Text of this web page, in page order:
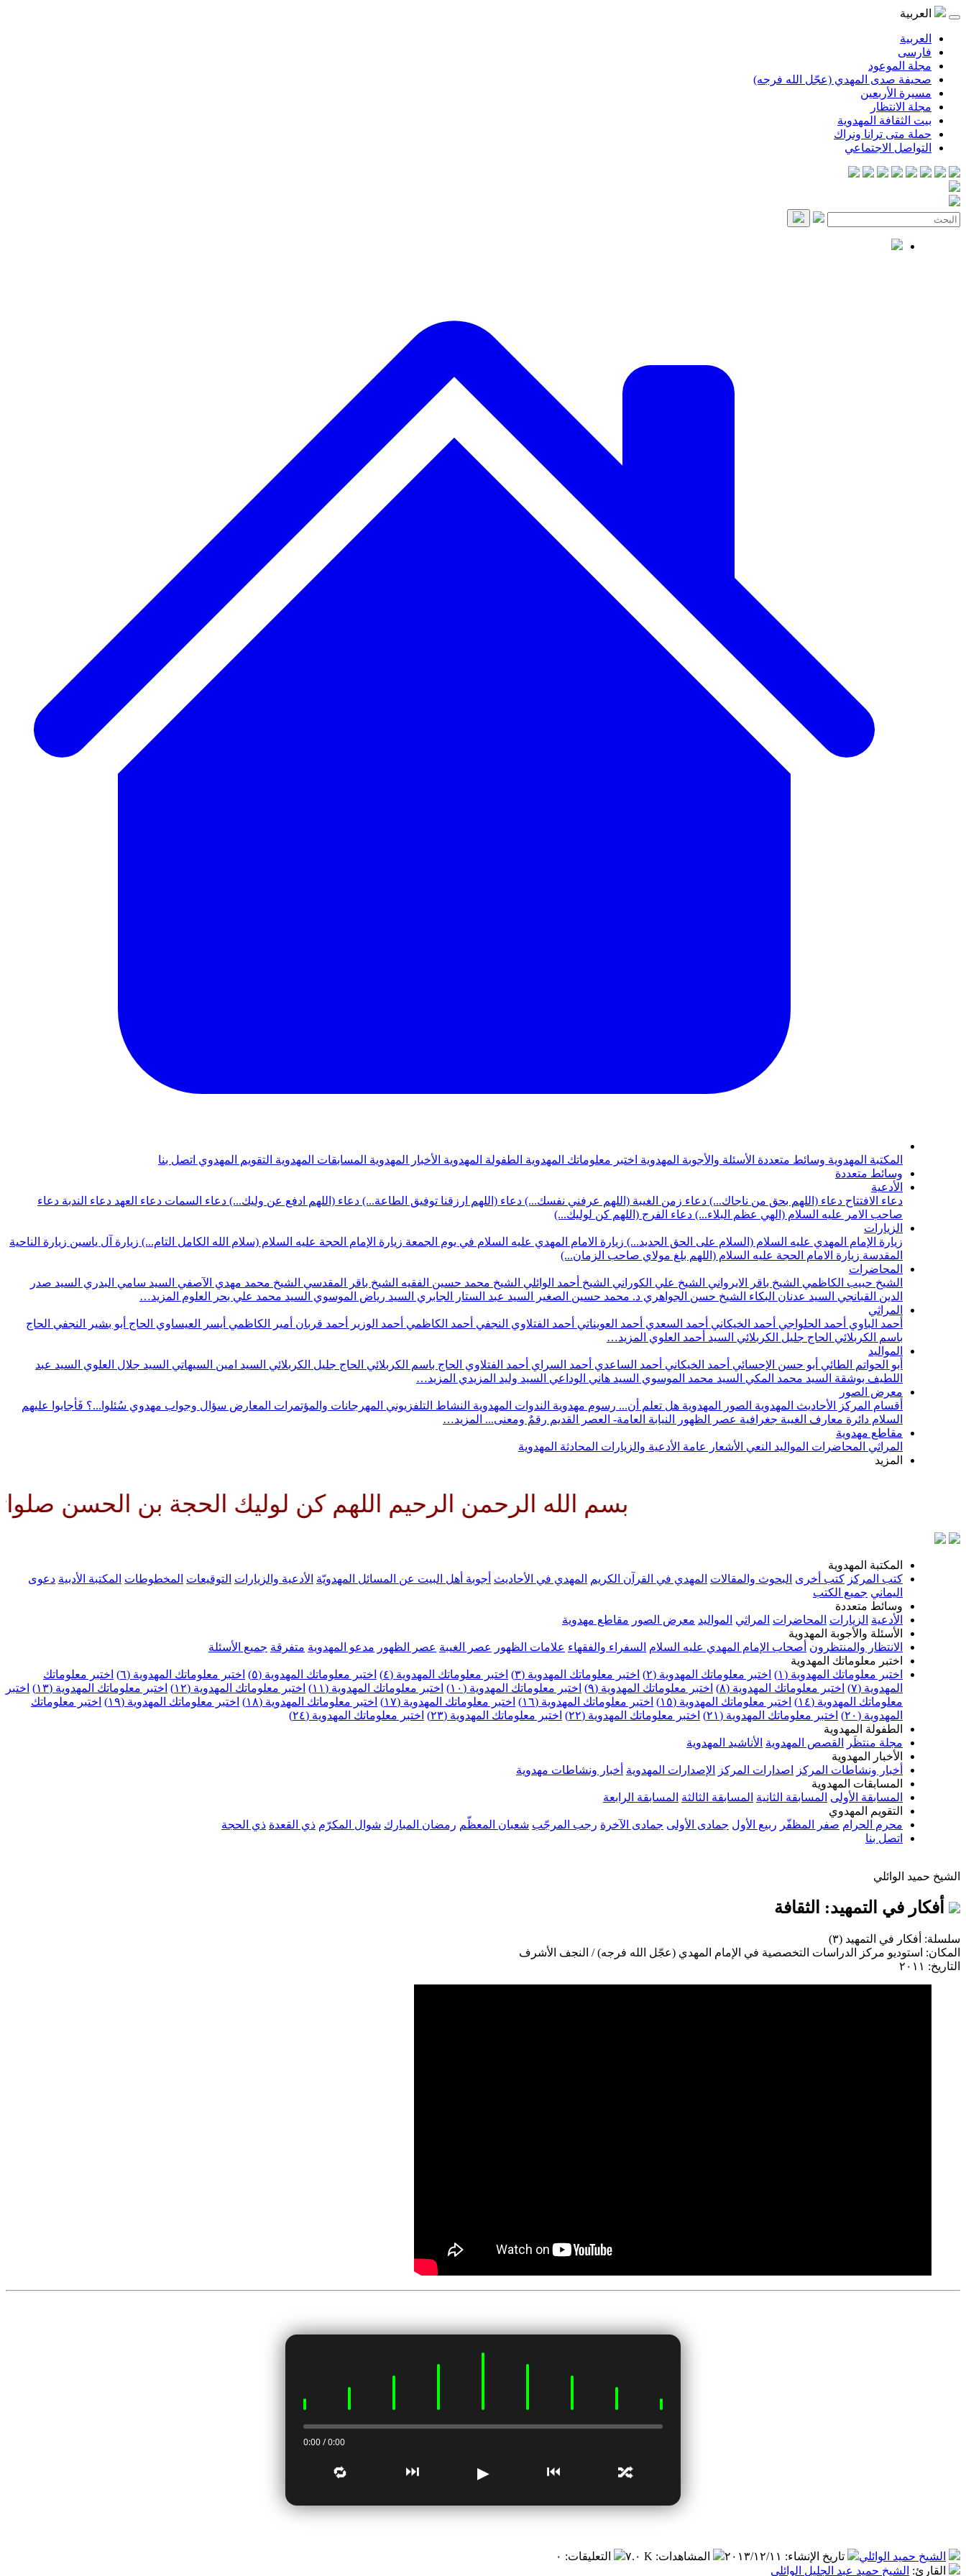
العربية
العربية
فارسی
مجلة الموعود
صحيفة صدى المهدي (عجّل الله فرجه)
مسيرة الأربعين
مجلة الانتظار
بيت الثقافة المهدوية
حملة متى ترانا ونراك
التواصل الاجتماعي
المكتبة المهدوية وسائط متعددة الأسئلة والأجوبة المهدوية اختبر معلوماتك المهدوية الطفولة المهدوية الأخبار المهدوية المسابقات المهدوية التقويم المهدوي اتصل بنا
وسائط متعددة
الأدعية
دعاء الافتتاح دعاء (اللهم بحق من ناجاك...) دعاء زمن الغيبة (اللهم عرفني نفسك...) دعاء (اللهم ارزقنا توفيق الطاعة...) دعاء (اللهم ادفع عن وليك...) دعاء السمات دعاء العهد دعاء الندبة دعاء
صاحب الامر عليه السلام (الهي عظم البلاء...) دعاء الفرج (اللهم كن لوليك...)
الزيارات
زيارة الإمام المهدي عليه السلام (السلام على الحق الجديد...) زيارة الامام المهدي عليه السلام في يوم الجمعة زيارة الإمام الحجة عليه السلام (سلام الله الكامل التام...) زيارة آل ياسين زيارة الناحية
المقدسة زيارة الامام الحجة عليه السلام (اللهم بلغ مولاي صاحب الزمان...)
المحاضرات
الشيخ حبيب الكاظمي الشيخ باقر الايرواني الشيخ علي الكوراني الشيخ أحمد الوائلي الشيخ محمد حسين الفقيه الشيخ باقر المقدسي الشيخ محمد مهدي الآصفي السيد سامي البدري السيد صدر
الدين القبانجي السيد عدنان البكاء الشيخ حسن الجواهري د. محمد حسين الصغير السيد عبد الستار الجابري السيد رياض الموسوي السيد محمد علي بحر العلوم المزيد…
المراثي
أحمد الباوي أحمد الحلواجي أحمد الخيكاني أحمد السعدي أحمد العويناتي أحمد الفتلاوي النجفي أحمد الكاظمي أحمد الوزير أحمد قربان أمير الكاظمي أيسر العيساوي الحاج أبو بشير النجفي الحاج
باسم الكربلائي الحاج جليل الكربلائي السيد أحمد العلوي المزيد…
المواليد
أبو الحواتم الطائي أبو حسن الإحسائي أحمد الخيكاني أحمد الساعدي أحمد السراي أحمد الفتلاوي الحاج باسم الكربلائي الحاج جليل الكربلائي السيد امين السيهاتي السيد جلال العلوي السيد عبد
اللطيف بوشقة السيد محمد المكي السيد محمد الموسوي السيد هاني الوداعي السيد وليد المزيدي المزيد…
معرض الصور
أقسام المركز
الأحاديث المهدوية الصور المهدوية هل تعلم أن... رسوم مهدوية الندوات المهدوية النشاط التلفزيوني المهرجانات والمؤتمرات المعارض سؤال وجواب مهدوي سُئلوا...؟ فَأجابوا عليهم
السلام دائرة معارف الغيبة جغرافية عصر الظهور النيابة العامة- العصر القديم رقمٌ ومعنى... المزيد…
مقاطع مهدوية
المراثي المحاضرات المواليد النعي الأشعار عامة الأدعية والزيارات المحادثة المهدوية
المزيد
بسم الله الرحمن الرحيم اللهم كن لوليك الحجة بن الحسن صلواتك
المكتبة المهدوية
كتب المركز كتب أخرى البحوث والمقالات المهدي في القرآن الكريم المهدي في الأحاديث أجوبة أهل البيت عن المسائل المهدويّة الأدعية والزيارات التوقيعات المخطوطات المكتبة الأدبية دعوى
اليماني جميع الكتب
وسائط متعددة
الأدعية الزيارات المحاضرات المراثي المواليد معرض الصور مقاطع مهدوية
الأسئلة والأجوبة المهدوية
الانتظار والمنتظرون أصحاب الإمام المهدي عليه السلام السفراء والفقهاء علامات الظهور عصر الغيبة عصر الظهور مدعو المهدوية متفرقة جميع الأسئلة
اختبر معلوماتك المهدوية
اختبر معلوماتك المهدوية (١)
اختبر معلوماتك المهدوية (٢) اختبر معلوماتك المهدوية (٣) اختبر معلوماتك المهدوية (٤) اختبر معلوماتك المهدوية (٥) اختبر معلوماتك المهدوية (٦)
اختبر معلوماتك
المهدوية (٧)
اختبر معلوماتك المهدوية (٨) اختبر معلوماتك المهدوية (٩) اختبر معلوماتك المهدوية (١٠) اختبر معلوماتك المهدوية (١١) اختبر معلوماتك المهدوية (١٢) اختبر معلوماتك المهدوية (١٣)
اختبر
معلوماتك المهدوية (١٤)
اختبر معلوماتك المهدوية (١٥) اختبر معلوماتك المهدوية (١٦) اختبر معلوماتك المهدوية (١٧) اختبر معلوماتك المهدوية (١٨) اختبر معلوماتك المهدوية (١٩)
اختبر معلوماتك
المهدوية (٢٠)
اختبر معلوماتك المهدوية (٢١) اختبر معلوماتك المهدوية (٢٢) اختبر معلوماتك المهدوية (٢٣)
اختبر معلوماتك المهدوية (٢٤)
الطفولة المهدوية
مجلة منتظَر
القصص المهدوية الأناشيد المهدوية
الأخبار المهدوية
أخبار ونشاطات المركز
اصدارات المركز الإصدارات المهدوية أخبار ونشاطات مهدوية
المسابقات المهدوية
المسابقة الأولى المسابقة الثانية المسابقة الثالثة المسابقة الرابعة
التقويم المهدوي
محرم الحرام صفر المظفّر ربيع الأول جمادى الأولى جمادى الآخرة رجب المرجّب شعبان المعظّم رمضان المبارك شوال المكرّم ذي القعدة ذي الحجة
اتصل بنا
الشيخ حميد الوائلي
أفكار في التمهيد: الثقافة
سلسلة: أفكار في التمهيد (٣)
المكان: استوديو مركز الدراسات التخصصية في الإمام المهدي (عجّل الله فرجه) / النجف الأشرف
التاريخ: ٢٠١١
0:00 / 0:00
🔀
⏮
▶
⏭
🔁
الشيخ حميد الوائلي تاريخ الإنشاء: ٢٠١٣/١٢/١١ المشاهدات: ٧.٠ K التعليقات: ٠
القارئ: الشيخ حميد عبد الجليل الوائلي